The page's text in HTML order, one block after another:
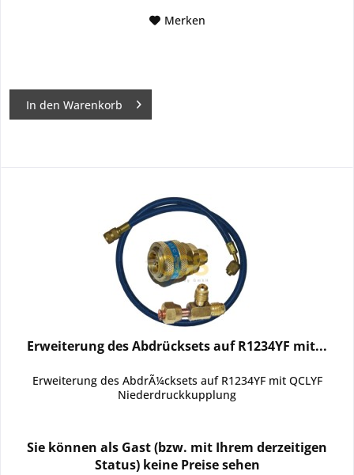
Merken
In den Warenkorb
Erweiterung des Abdrücksets auf R1234YF mit...
Erweiterung des AbdrÃ¼cksets auf R1234YF mit QCLYF
Niederdruckkupplung
Sie können als Gast (bzw. mit Ihrem derzeitigen
Status) keine Preise sehen